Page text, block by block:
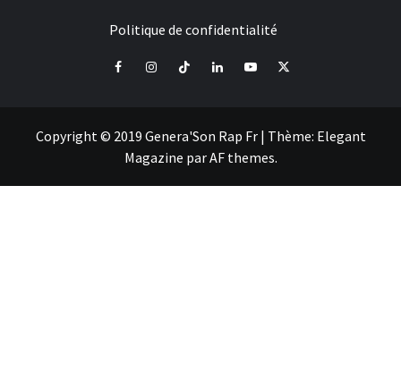
Politique de confidentialité
FacebookInstagramTiktok LinkedInYoutube
X
Copyright © 2019 Genera'Son Rap Fr | Thème: Elegant
Magazine parAF themes.